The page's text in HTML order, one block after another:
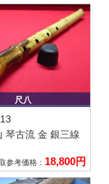
尺八
琴古流 金 銀三線
参考価格： 18,800円